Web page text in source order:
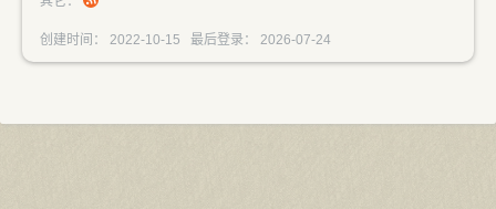
创建时间： 2022-10-15 最后登录： 2026-07-24